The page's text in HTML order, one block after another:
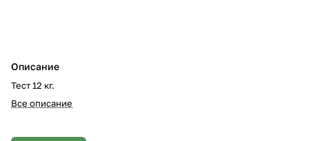
Описание
Тест 12 кг.
Все описание